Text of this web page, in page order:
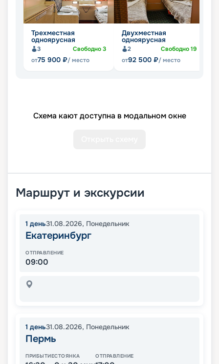
Трехместная
одноярусная
3 Свободно3
от75 900 ₽/ место
Двухместная
одноярусная
2 Свободно19
от92 500 ₽/ место
Схема кают доступна в модальном окне
Маршрут и экскурсии
1 день31.08.2026, Понедельник
Екатеринбург
ОТПРАВЛЕНИЕ
09:00
1 день31.08.2026, Понедельник
Пермь
ПРИБЫТИЕСТОЯНКА ОТПРАВЛЕНИЕ